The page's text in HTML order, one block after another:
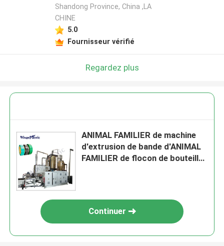
Shandong Province, China ,LA
CHINE
5.0
Fournisseur vérifié
Regardez plus
ANIMAL FAMILIER de machine
d'extrusion de bande d'ANIMAL
FAMILIER de flocon de bouteille
Continuer